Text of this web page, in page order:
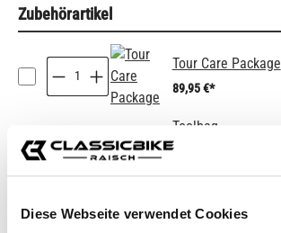
Diese Webseite verwendet Cookies
Zubehörartikel
Tour Care Package
89,95 €*
Toolbag
109,95 €*
129,95 €*